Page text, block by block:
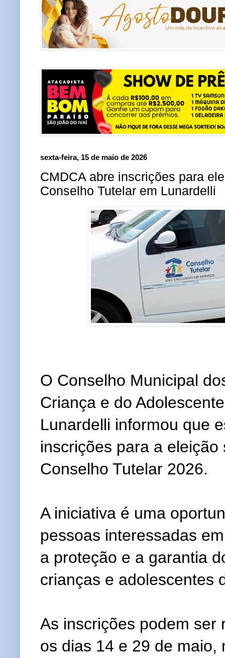
sexta-feira, 15 de maio de 2026
CMDCA abre inscrições para
Conselho Tutelar em Lunardelli
O Conselho Municipal
Criança e do
Lunardelli informou que
inscrições para a
Conselho Tutelar 2026.
A iniciativa é uma
pessoas interessadas
a proteção e a garantia
crianças e adolescentes
As inscrições podem ser
os dias 14 e 29 de maio,